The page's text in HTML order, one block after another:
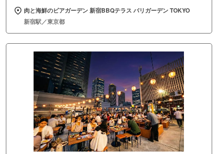
肉と海鮮のビアガーデン 新宿BBQテラス バリガーデン TOKYO
新宿駅／東京都